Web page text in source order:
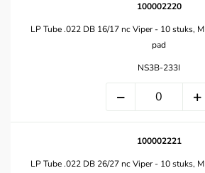
100002220
LP Tube .022 DB 16/17 nc Viper - 10 stuks,
pad
NS3B-233I
100002221
LP Tube .022 DB 26/27 nc Viper - 10 stuks,